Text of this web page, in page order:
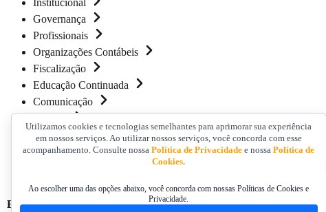
Institucional
Governança
Profissionais
Organizações Contábeis
Fiscalização
Educação Continuada
Comunicação
Home/
CRCPR Inova (Inovação e Transformação Digital) Publicações
Ebook “Transformação Digital Descomplicada” - 2025
Utilizamos cookies e tecnologias semelhantes para aprimorar sua experiência
em nossos serviços. Ao utilizar nossos serviços, você concorda com esse
acompanhamento. Consulte nossaPolítica de Privacidade e nossaPolítica de
Cookies.
Ao escolher uma das opções abaixo, você concorda com nossas Políticas de Cookies e
Privacidade.